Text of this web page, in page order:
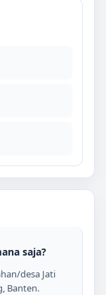
saja?
desa Jati
Banten.